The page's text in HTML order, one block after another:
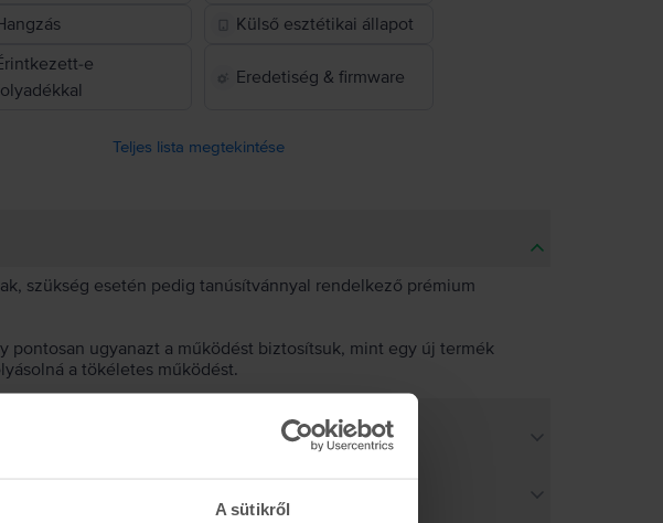
A sütikről
Külső esztétikai állapot
e
Eredetiség & firmware
Teljes lista megtekintése
szükség esetén pedig tanúsítvánnyal rendelkező prémium
ugyanazt a működést biztosítsuk, mint egy új termék
a tökéletes működést.